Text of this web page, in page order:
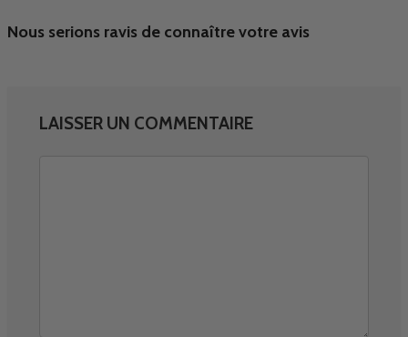
Nous serions ravis de connaître votre avis
LAISSER UN COMMENTAIRE